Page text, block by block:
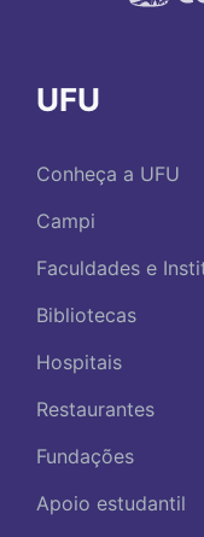
UFU
Conheça a UFU
Campi
Faculdades e
Bibliotecas
Hospitais
Restaurantes
Fundações
Apoio estudantil